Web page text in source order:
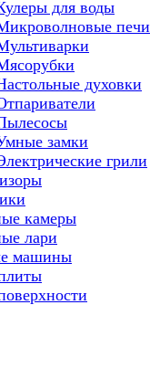
для воды
печи
духовки
замки
грили
камеры
лари
машины